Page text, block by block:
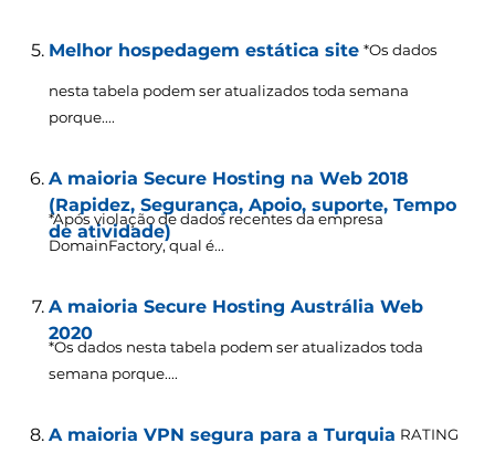
Melhor hospedagem estática site *Os dados
nesta tabela podem ser atualizados toda semana
porque....
A maioria Secure Hosting na Web 2018
(Rapidez, Segurança, Apoio, suporte, Tempo
de atividade)
*Após violação de dados recentes da empresa
DomainFactory, qual é...
A maioria Secure Hosting Austrália Web
2020
*Os dados nesta tabela podem ser atualizados toda
semana porque....
A maioria VPN segura para a Turquia RATING